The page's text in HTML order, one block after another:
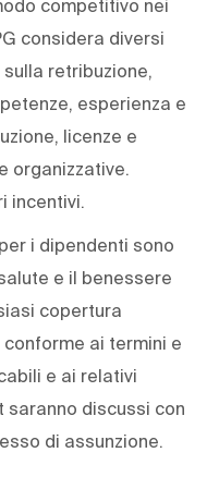
competitivo nei
considera diversi
retribuzione,
esperienza e
licenze e
organizzative.
incentivi.
i dipendenti sono
e il benessere
copertura
ai termini e
e ai relativi
saranno discussi con
di assunzione.